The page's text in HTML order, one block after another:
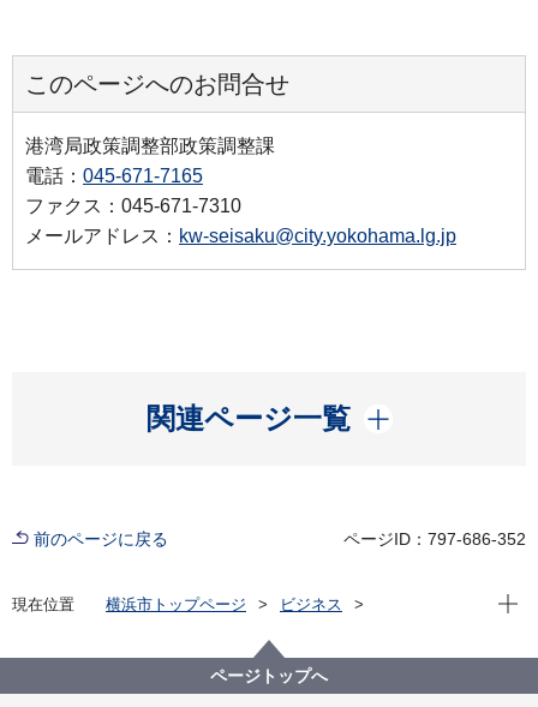
このページへのお問合せ
港湾局政策調整部政策調整課
電話： 045-671-7165
ファクス：045-671-7310
メールアドレス： kw-seisaku@city.yokohama.lg.jp
関連ページ一覧
開く
前のページに戻る ページID：797-686-352
現在位置 横浜市トップページ
ビジネス
ビジネスサポート情報一覧
横浜市規則等に係る意見公募の結果
横浜市規則等に係る意見公募の結果について（インセ
現在
ページトップへ